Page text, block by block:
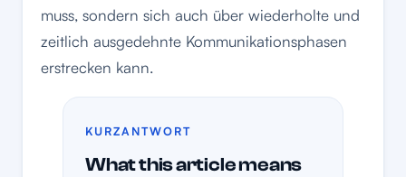
muss, sondern sich auch über wiederholte und
zeitlich ausgedehnte Kommunikationsphasen
erstrecken kann.
KURZANTWORT
What this article means